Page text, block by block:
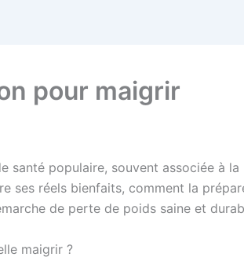
pour maigrir
santé populaire, souvent associée à
ses réels bienfaits, comment la
de perte de poids saine et
maigrir ?